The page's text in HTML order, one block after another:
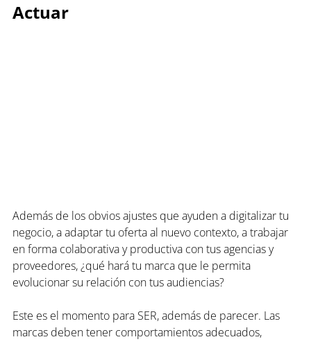
Actuar
Además de los obvios ajustes que ayuden a digitalizar tu
negocio, a adaptar tu oferta al nuevo contexto, a trabajar
en forma colaborativa y productiva con tus agencias y
proveedores, ¿qué hará tu marca que le permita
evolucionar su relación con tus audiencias?
Este es el momento para SER, además de parecer. Las
marcas deben tener comportamientos adecuados,